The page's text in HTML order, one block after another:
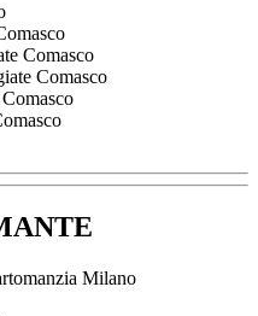
Comasco
Comasco